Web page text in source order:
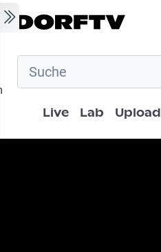
Skip to main content
Hauptnavigation
Live Lab Upload